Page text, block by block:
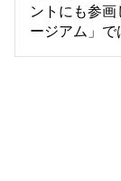
ントにも参画
ージアム」で